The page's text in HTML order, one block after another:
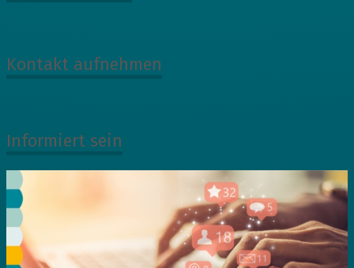
Kontakt aufnehmen
Informiert sein